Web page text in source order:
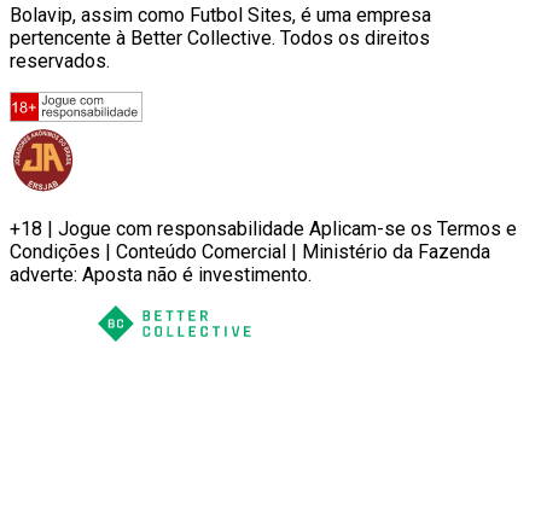
Bolavip, assim como Futbol Sites, é uma empresa
pertencente à Better Collective. Todos os direitos
reservados.
+18 | Jogue com responsabilidade Aplicam-se os Termos e
Condições | Conteúdo Comercial | Ministério da Fazenda
adverte: Aposta não é investimento.